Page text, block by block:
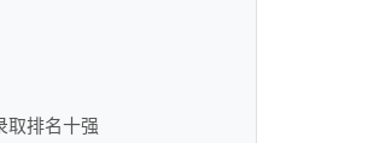
取排名十强